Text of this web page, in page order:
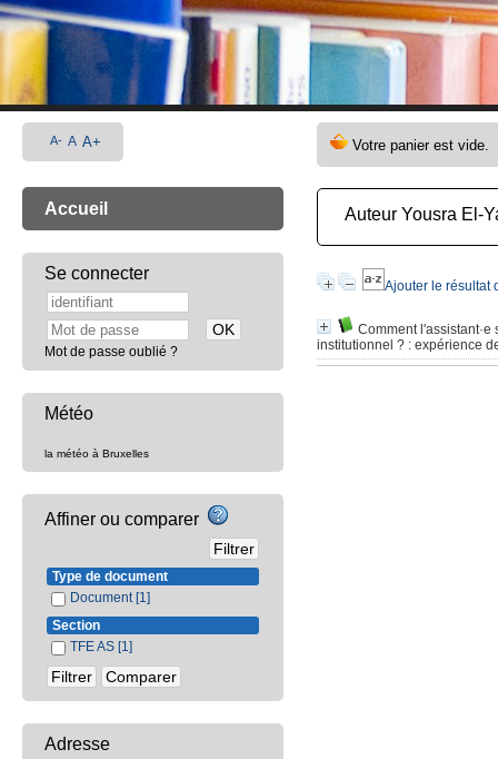
Auteur Yousra El-
Ajouter le résultat
Comment
institutionnel ? : expérience
A- A A+
Accueil
Se connecter
Mot de passe oublié ?
Météo
la météo à Bruxelles
Affiner ou comparer
Type de document
Document [1]
Section
TFE AS [1]
Adresse